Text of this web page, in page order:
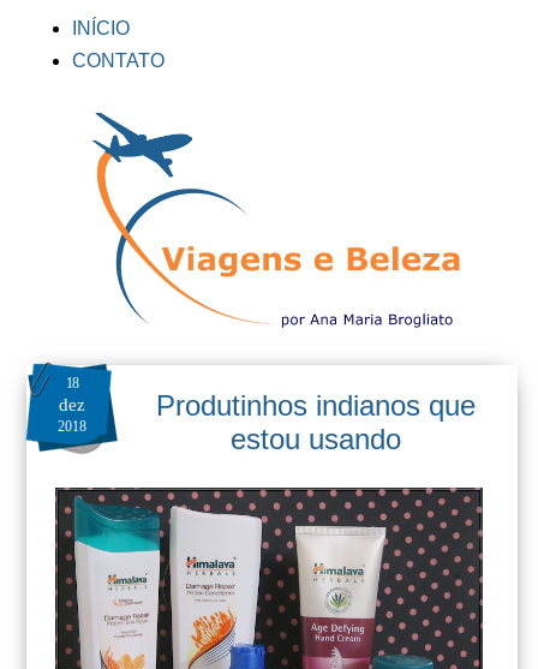
INÍCIO
CONTATO
18
dez
2018
Produtinhos indianos que
estou usando